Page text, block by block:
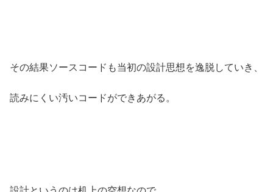
その結果ソースコードも当初の設計思想を逸脱していき、
読みにくい汚いコードができあがる。